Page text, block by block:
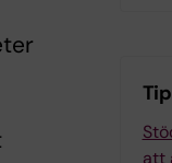
att